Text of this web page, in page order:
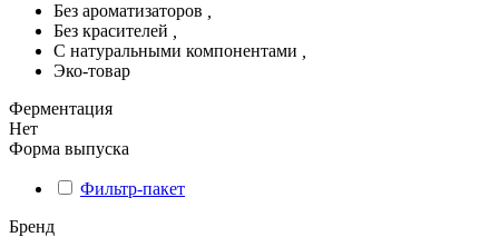
Без ароматизаторов
Без красителей
С натуральными компонентами
Эко-товар
Ферментация
Нет
Форма выпуска
Фильтр-пакет
Бренд